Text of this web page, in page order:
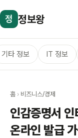
정 정보왕
기타 정보 IT 정보
홈 › 비즈니스/경제
인감증명서
온라인 발급